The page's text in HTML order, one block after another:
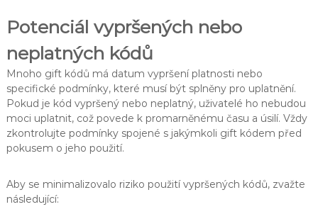
Potenciál vypršených nebo
neplatných kódů
Mnoho gift kódů má datum vypršení platnosti nebo
specifické podmínky, které musí být splněny pro uplatnění.
Pokud je kód vypršený nebo neplatný, uživatelé ho nebudou
moci uplatnit, což povede k promarněnému času a úsilí. Vždy
zkontrolujte podmínky spojené s jakýmkoli gift kódem před
pokusem o jeho použití.
Aby se minimalizovalo riziko použití vypršených kódů, zvažte
následující: